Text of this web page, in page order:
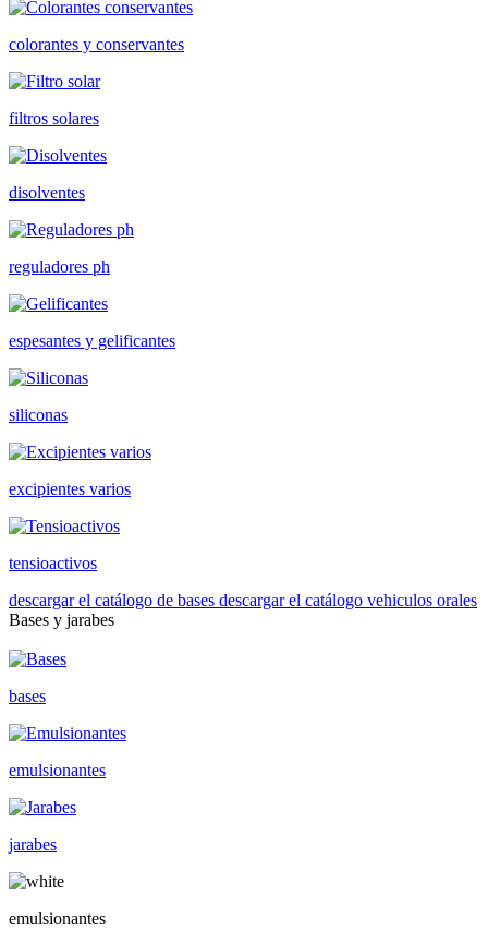
colorantes y conservantes
filtros solares
disolventes
reguladores ph
espesantes y gelificantes
siliconas
excipientes varios
tensioactivos
descargar el catálogo de bases descargar el catálogo vehiculos orales
Bases y jarabes
bases
emulsionantes
jarabes
emulsionantes